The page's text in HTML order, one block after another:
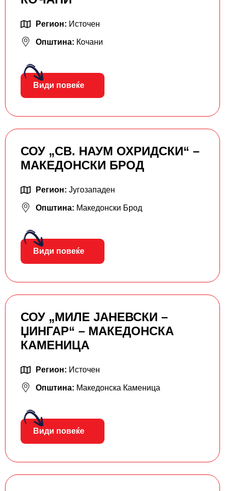
Регион: Источен
Општина: Кочани
Види повеќе
СОУ „СВ. НАУМ ОХРИДСКИ“ –
МАКЕДОНСКИ БРОД
Регион: Југозападен
Општина: Македонски Брод
Види повеќе
СОУ „МИЛЕ ЈАНЕВСКИ –
ЏИНГАР“ – МАКЕДОНСКА
КАМЕНИЦА
Регион: Источен
Општина: Македонска Каменица
Види повеќе